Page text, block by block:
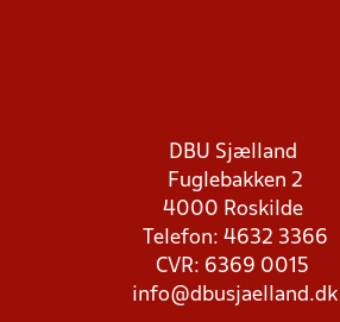
DBU Sjælland
Fuglebakken 2
4000 Roskilde
Telefon: 4632 3366
CVR: 6369 0015
info@dbusjaelland.dk